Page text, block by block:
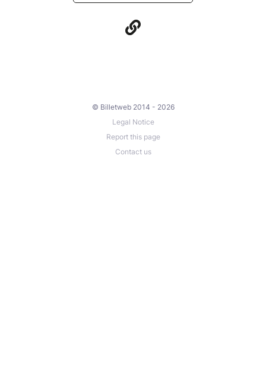
© Billetweb 2014 - 2026
Legal Notice
Report this page
Contact us